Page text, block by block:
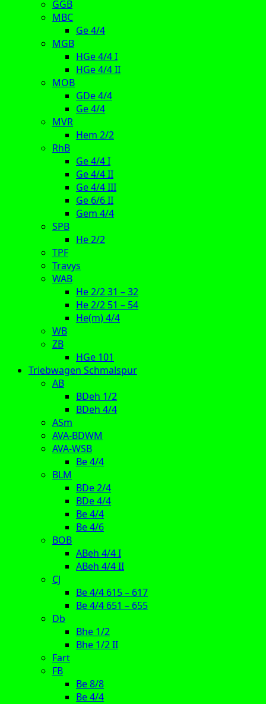
GGB
MBC
Ge 4/4
MGB
HGe 4/4 I
HGe 4/4 II
MOB
GDe 4/4
Ge 4/4
MVR
Hem 2/2
RhB
Ge 4/4 I
Ge 4/4 II
Ge 4/4 III
Ge 6/6 II
Gem 4/4
SPB
He 2/2
TPF
Travys
WAB
He 2/2 31 – 32
He 2/2 51 – 54
He(m) 4/4
WB
ZB
HGe 101
Triebwagen Schmalspur
AB
BDeh 1/2
BDeh 4/4
ASm
AVA-BDWM
AVA-WSB
Be 4/4
BLM
BDe 2/4
BDe 4/4
Be 4/4
Be 4/6
BOB
ABeh 4/4 I
ABeh 4/4 II
CJ
Be 4/4 615 – 617
Be 4/4 651 – 655
Db
Bhe 1/2
Bhe 1/2 II
Fart
FB
Be 8/8
Be 4/4